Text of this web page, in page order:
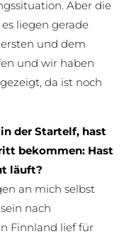
Aber die
liegen gerade
und dem
und wir haben
da ist noch
der Startelf, hast
bekommen: Hast
läuft?
an mich selbst
nach
Finnland lief für